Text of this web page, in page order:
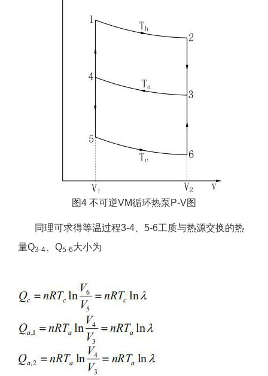
图4 不可逆VM循环热泵P-V图
同理可求得等温过程3-4、5-6工质与热源交换的热
量Q3-4 、Q5-6大小为